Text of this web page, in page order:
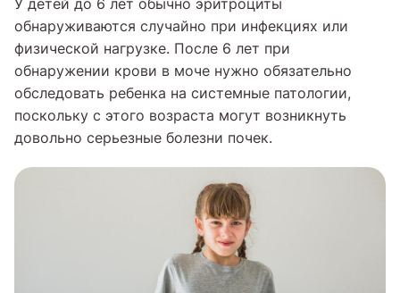
обнаруживаются случайно при инфекциях или
физической нагрузке. После 6 лет при
обнаружении крови в моче нужно обязательно
обследовать ребенка на системные патологии,
поскольку с этого возраста могут возникнуть
довольно серьезные болезни почек.